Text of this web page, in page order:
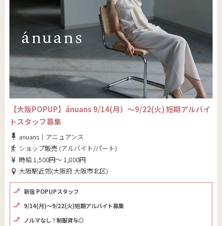
【大阪POPUP】ánuans 9/14(月）～9/22(火) 短期アルバイ
トスタッフ募集
anuans｜アニュアンス
ショップ販売 (アルバイト/パート)
時給 1,500円～ 1,800円
大阪駅近郊(大阪府 大阪市北区)
新宿 POPUPスタッフ
9/14(月)～9/22(火)短期アルバイト募集
ノルマなし！制服貸与◎